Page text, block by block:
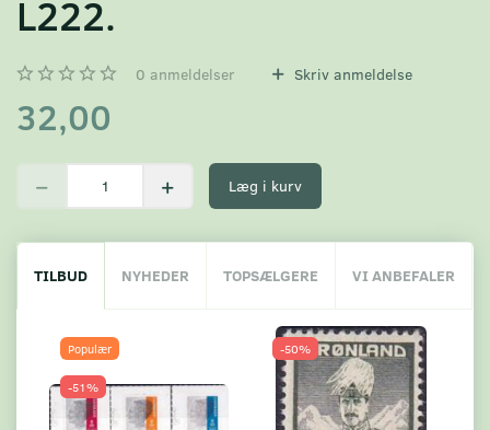
L222.
0 anmeldelser Skriv anmeldelse
32,00
Læg i kurv
TILBUD NYHEDER TOPSÆLGERE VI ANBEFALER
Populær
-51%
-50%